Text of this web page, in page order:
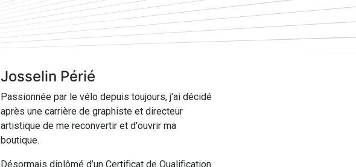
Josselin Périé
Passionnée par le vélo depuis toujours, j'ai décidé
après une carrière de graphiste et directeur
artistique de me reconvertir et d'ouvrir ma
boutique.
Désormais diplômé d’un Certificat de Qualification